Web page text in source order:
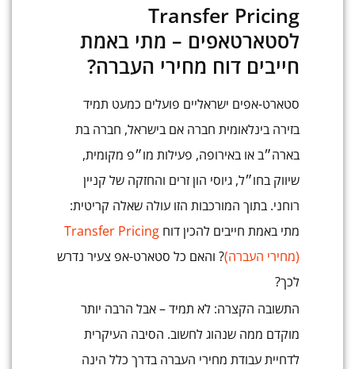
Transfer Pricing
לסטארטאפים – מתי באמת
חייבים דוח מחירי העברה?
סטארט-אפים ישראליים פועלים כמעט תמיד
בזירה בינלאומית חברה אם בישראל, חברה בת
בארה״ב או באירופה, פעילות מו״פ מקומית,
שיווק בחו״ל, גיוסי הון זרים והחזקה של קניין
רוחני. בתוך המורכבות הזו עולה שאלה קריטית:
מתי באמת חייבים להכין דוח Transfer Pricing
(מחירי העברה)? והאם כל סטארט-אפ צעיר נדרש
לכך?
התשובה הקצרה: לא תמיד – אבל הרבה יותר
מוקדם ממה שנהוג לחשוב. הסיבה העיקרית
לדחיית עבודת מחירי העברה בדרך כלל הינה